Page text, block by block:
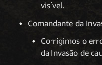
visível.
Comandante da
Corrigimos o
da Invasão de